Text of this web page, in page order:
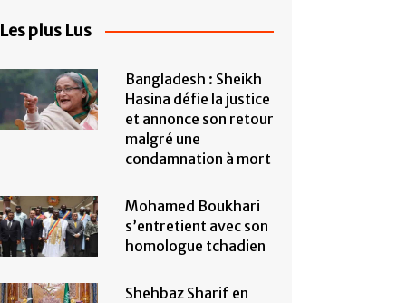
Les plus Lus
Bangladesh : Sheikh
Hasina défie la justice
et annonce son retour
malgré une
condamnation à mort
Mohamed Boukhari
s’entretient avec son
homologue tchadien
Shehbaz Sharif en